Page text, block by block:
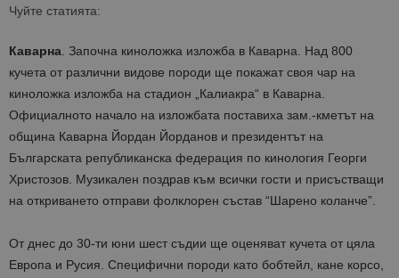
Чуйте статията:
Каварна. Започна киноложка изложба в Каварна. Над 800
кучета от различни видове породи ще покажат своя чар на
киноложка изложба на стадион „Калиакра“ в Каварна.
Официалното начало на изложбата поставиха зам.-кметът на
община Каварна Йордан Йорданов и президентът на
Българската републиканска федерация по кинология Георги
Христозов. Музикален поздрав към всички гости и присъстващи
на откриването отправи фолклорен състав “Шарено коланче”.
От днес до 30-ти юни шест съдии ще оценяват кучета от цяла
Европа и Русия. Специфични породи като бобтейл, кане корсо,